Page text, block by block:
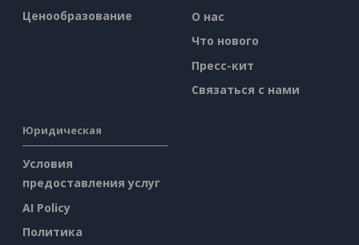
Ценообразование
О нас
Что нового
Пресс-кит
Связаться с нами
Юридическая
Условия
предоставления услуг
AI Policy
Политика